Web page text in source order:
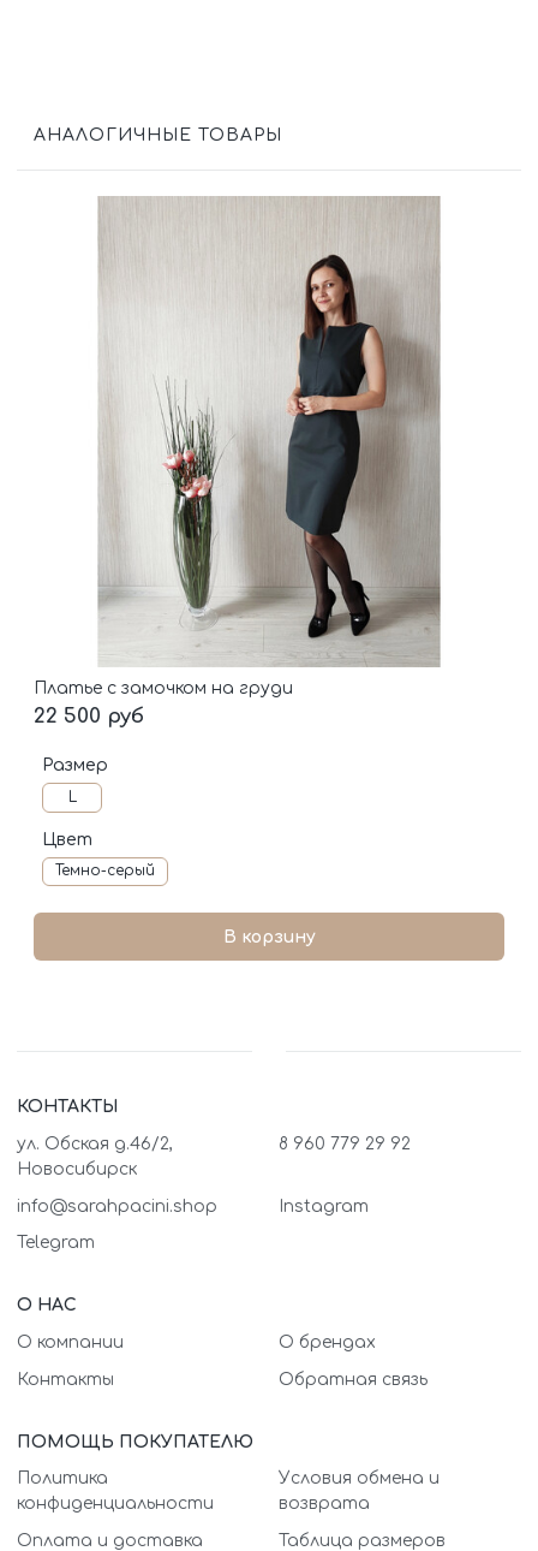
АНАЛОГИЧНЫЕ ТОВАРЫ
Платье с замочком на груди
22 500 руб
Размер
L
Цвет
Темно-серый
В корзину
КОНТАКТЫ
ул. Обская д.46/2,
Новосибирск
8 960 779 29 92
info@sarahpacini.shop Instagram
Telegram
О НАС
О компании О брендах
Контакты Обратная связь
ПОМОЩЬ ПОКУПАТЕЛЮ
Политика
конфиденциальности
Условия обмена и
возврата
Оплата и доставка Таблица размеров